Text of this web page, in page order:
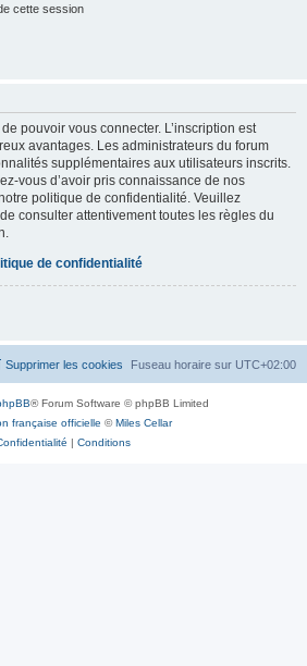
cette session
pouvoir vous connecter. L’inscription est
avantages. Les administrateurs du forum
supplémentaires aux utilisateurs inscrits.
vous d’avoir pris connaissance de nos
politique de confidentialité. Veuillez
consulter attentivement toutes les règles du
de confidentialité
Fuseau horaire sur UTC+02:00
Supprimer les cookies
® Forum Software © phpBB Limited
française officielle ©Miles Cellar
| Conditions